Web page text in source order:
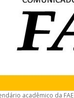
acadêmico da FAE